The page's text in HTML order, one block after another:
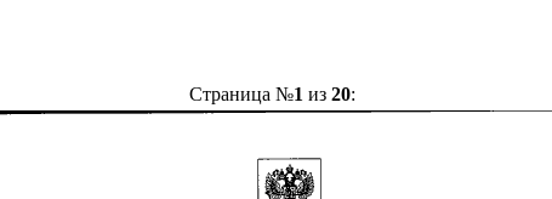
Страница №1 из 20: